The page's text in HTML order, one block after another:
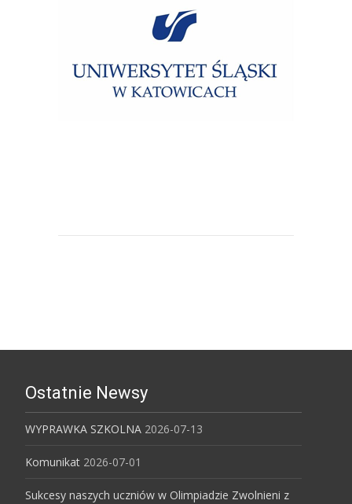
Ostatnie Newsy
WYPRAWKA SZKOLNA 2026-07-13
Komunikat 2026-07-01
Sukcesy naszych uczniów w Olimpiadzie Zwolnieni z